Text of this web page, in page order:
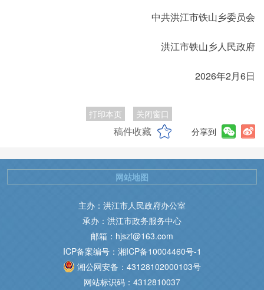
中共洪江市铁山乡委员会
洪江市铁山乡人民政府
2026年2月6日
打印本页 关闭窗口
稿件收藏 分享到
主办：洪江市人民政府办公室
承办：洪江市政务服务中心
邮箱：hjszf@163.com
ICP备案编号：湘ICP备10004460号-1
湘公网安备：43128102000103号
网站标识码：4312810037
网站地图